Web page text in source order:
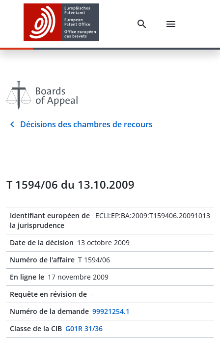
Décisions des chambres de recours
T 1594/06 du 13.10.2009
Identifiant européen de
la jurisprudence
ECLI:EP:BA:2009:T159406.20091013
Date de la décision 13 octobre 2009
Numéro de l'affaire T 1594/06
En ligne le 17 novembre 2009
Requête en révision de -
Numéro de la demande 99921254.1
Classe de la CIB G01R 31/36